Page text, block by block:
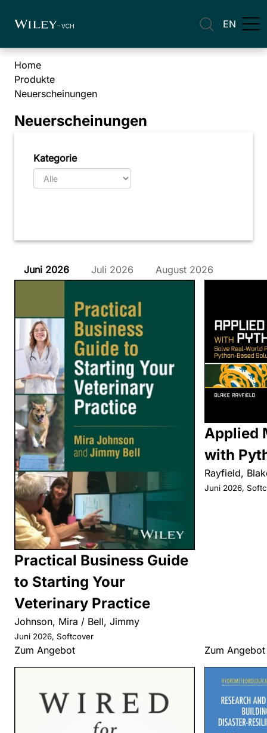
EN
Home
Produkte
Neuerscheinungen
Neuerscheinungen
Kategorie
Juni 2026 Juli 2026 August 2026
Practical Business Guide
to Starting Your
Veterinary Practice
Johnson, Mira / Bell, Jimmy
Juni 2026, Softcover
Zum Angebot
Applied
with
Rayfield,
Juni 2026,
Zum Angebot